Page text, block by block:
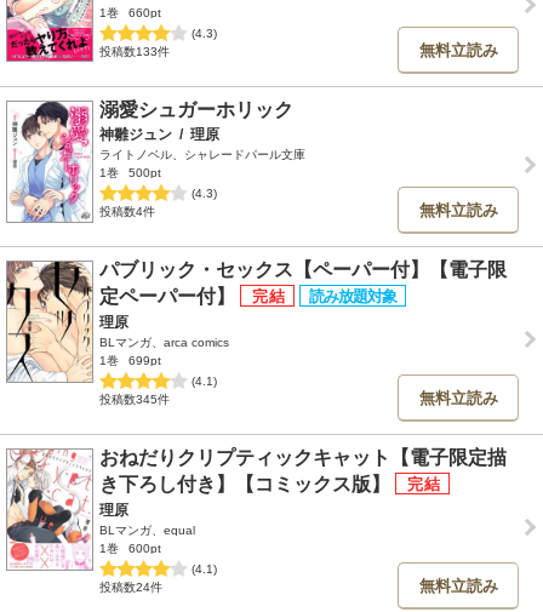
1巻
660pt
(4.3)
投稿数133件
無料立読み
溺愛シュガーホリック
神雛ジュン / 理原
ライトノベル、シャレードパール文庫
1巻
500pt
(4.3)
投稿数4件
無料立読み
パブリック・セックス【ペーパー付】【電子限
定ペーパー付】
理原
BLマンガ、arca comics
1巻
699pt
(4.1)
投稿数345件
無料立読み
おねだりクリプティックキャット【電子限定描
き下ろし付き】【コミックス版】
理原
BLマンガ、equal
1巻
600pt
(4.1)
投稿数24件
無料立読み